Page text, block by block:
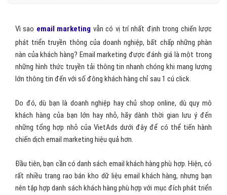
Vì sao email marketing vẫn có vị trí nhất định trong chiến lược
phát triển truyền thông của doanh nghiệp, bất chấp những phàn
nàn của khách hàng? Email marketing được đánh giá là một trong
những hình thức truyền tải thông tin nhanh chóng khi mang lượng
lớn thông tin đến với số đông khách hàng chỉ sau 1 cú click.
Do đó, dù bạn là doanh nghiệp hay chủ shop online, dù quy mô
khách hàng của bạn lớn hay nhỏ, hãy dành thời gian lưu ý đến
những tổng hợp nhỏ của VietAds dưới đây để có thể tiến hành
chiến dịch email marketing hiệu quả hơn.
Đầu tiên, bạn cần có danh sách email khách hàng phù hợp. Hiện, có
rất nhiều trang rao bán kho dữ liệu email khách hàng, nhưng bạn
nên tập hợp danh sách khách hàng phù hợp với mục đích phát triển